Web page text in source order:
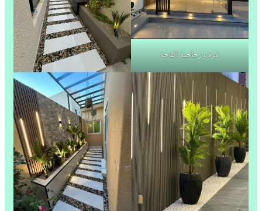
غرف زجاجية الباحة